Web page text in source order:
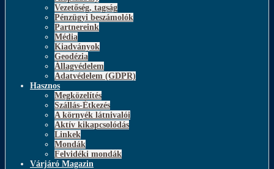
Vezetőség, tagság
Pénzügyi beszámolók
Partnereink
Média
Kiadványok
Geodézia
Állagvédelem
Adatvédelem (GDPR)
Hasznos
Megközelítés
Szállás-Étkezés
A környék látnivalói
Aktív kikapcsolódás
Linkek
Mondák
Felvidéki mondák
Várjáró Magazin